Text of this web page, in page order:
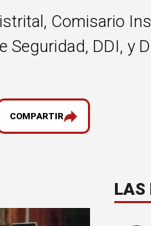
Comisario
DDI, y
COMPARTIR
LAS